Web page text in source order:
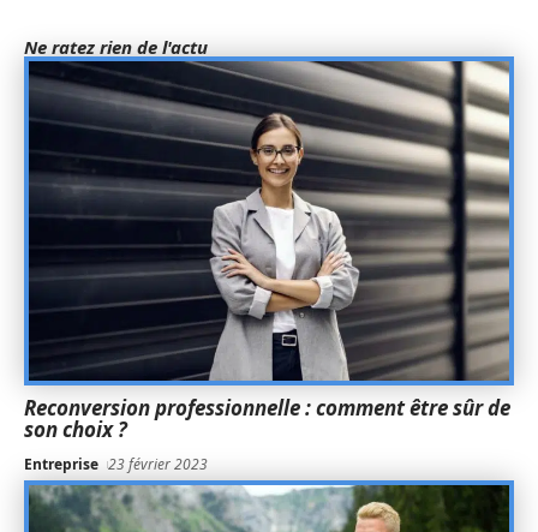
Ne ratez rien de l'actu
Reconversion professionnelle : comment être sûr de
son choix ?
Entreprise 23 février 2023